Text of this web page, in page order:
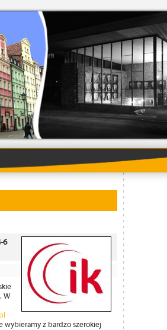
6
W
wybieramy z bardzo szerokiej